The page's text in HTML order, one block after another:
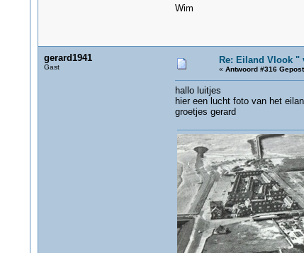
Wim
gerard1941
Gast
Re: Eiland Vlook "
« Antwoord #316
hallo luitjes
hier een lucht foto van het
groetjes gerard